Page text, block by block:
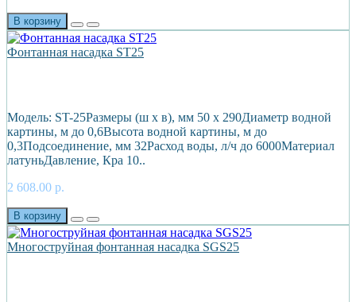
В корзину
Фонтанная насадка ST25
Модель: ST-25Размеры (ш х в), мм 50 х 290Диаметр водной
картины, м до 0,6Высота водной картины, м до
0,3Подсоединение, мм 32Расход воды, л/ч до 6000Материал
латуньДавление, Кра 10..
2 608.00 р.
В корзину
Многоструйная фонтанная насадка SGS25